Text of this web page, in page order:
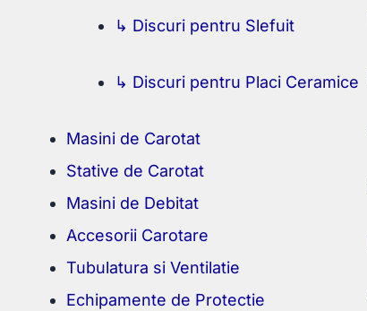
↳ Discuri pentru Slefuit
↳ Discuri pentru Placi Ceramice
Masini de Carotat
Stative de Carotat
Masini de Debitat
Accesorii Carotare
Tubulatura si Ventilatie
Echipamente de Protectie